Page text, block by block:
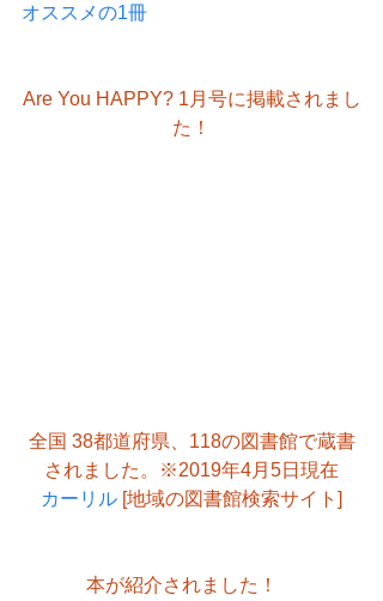
オススメの1冊
Are You HAPPY? 1月号に掲載されまし
た！
全国 38都道府県、118の図書館で蔵書
されました。※2019年4月5日現在
カーリル [地域の図書館検索サイト]
本が紹介されました！